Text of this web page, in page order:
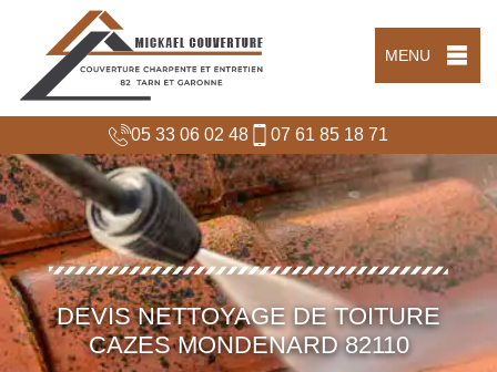
MENU
05 33 06 02 48 07 61 85 18 71
DEVIS NETTOYAGE DE TOITURE
CAZES MONDENARD 82110